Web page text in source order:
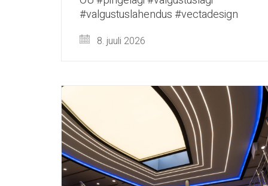
#valgustuslahendus #vectadesign
8. juuli 2026